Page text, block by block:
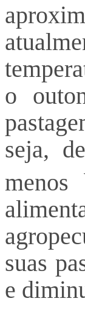
o
seja,
menos
suas
e